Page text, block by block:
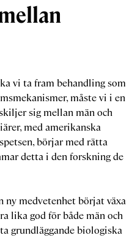
vi ta fram behandling som
måste vi i en
sig mellan män och
med amerikanska
börjar med rätta
detta i den forskning de
ny medvetenhet börjat växa
lika god för både män och
grundläggande biologiska